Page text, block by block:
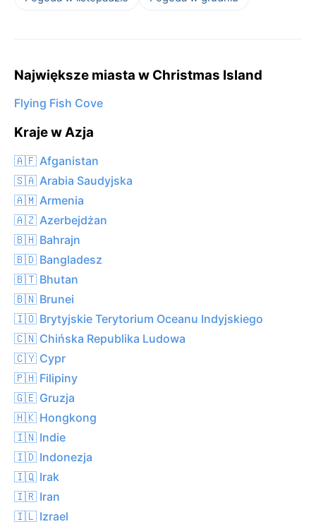
Największe miasta w Christmas Island
Flying Fish Cove
Kraje w Azja
🇦🇫 Afganistan
🇸🇦 Arabia Saudyjska
🇦🇲 Armenia
🇦🇿 Azerbejdżan
🇧🇭 Bahrajn
🇧🇩 Bangladesz
🇧🇹 Bhutan
🇧🇳 Brunei
🇮🇴 Brytyjskie Terytorium Oceanu Indyjskiego
🇨🇳 Chińska Republika Ludowa
🇨🇾 Cypr
🇵🇭 Filipiny
🇬🇪 Gruzja
🇭🇰 Hongkong
🇮🇳 Indie
🇮🇩 Indonezja
🇮🇶 Irak
🇮🇷 Iran
🇮🇱 Izrael